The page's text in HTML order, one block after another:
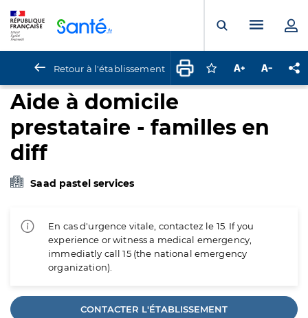
Ouvrir laMenu
Retour à l'établissement Connectez-vous
Augmenter la
Aide à domicile
prestataire - familles en
diff
Saad pastel services
En cas d'urgence vitale, contactez le 15. If you
experience or witness a medical emergency,
immediatly call 15 (the national emergency
organization).
CONTACTER L'ÉTABLISSEMENT